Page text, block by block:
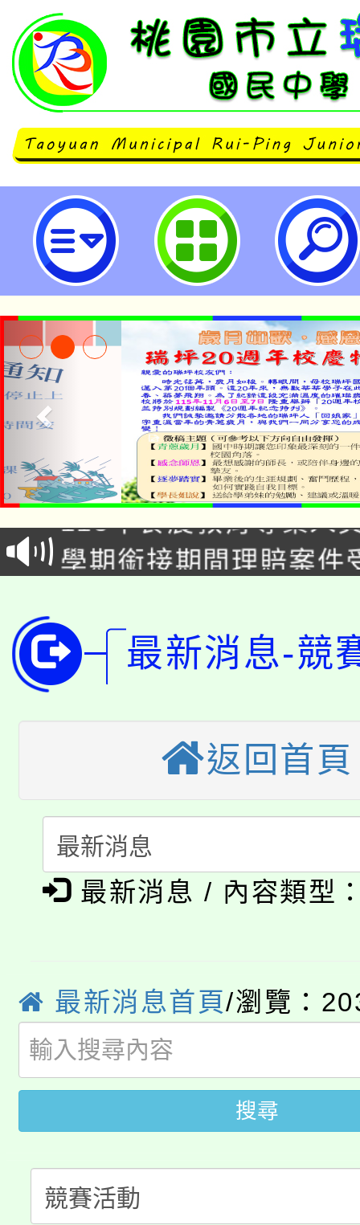
主旨：檢送本場館2025年「【武
探出任務」PaGamO線上遊戲平
並鼓勵全國各國小（高年級）、國
踴躍參加，請查照。-桃園市立瑞坪
淨零綠生活教案入校路
會
115年食農教育專業人
程
學期銜接期間理賠案件
版
公告本校115學年度第
代理(課)教師甄選結果(
「2026金融保險知識
車」活動
桃園市115學年度學生
生本土語及新住民語歌
公告本校115學年度第
代理(課)教師甄選結果(
公告本校115學年度第
代理(課)教師甄選結果(
轉知中國文化大學推廣
《TA101》溝通分析基
系所師生報名參加。
淨零綠生活教案入校路
115年食農教育專業人
學籍身 分審查程序及
版
淨零綠領人才培育課程
公告本校115學年度第
代理(課)教師甄選結果(
「2026金融保險知識
桃園市115學年度學生
生本土語及新住民語歌
代理(課)教師甄選結果(
公告本校115學年度第
最新消息-競
返回首頁
最新消息 / 內容類型
最新消息首頁/瀏覽：
搜尋